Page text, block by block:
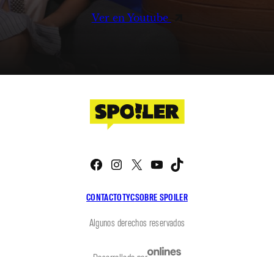
Ver en Youtube
CONTACTOTYCSOBRE SPOILER
Facebook
Instagram
X YouTube
Algunos derechos reservados